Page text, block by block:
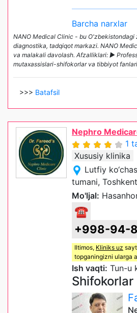
Barcha narxlar
NANO Medical Clinic - bu
diagnostika, tadqiqot markazi. NANO
va malakali davolash. Afzalliklari: ►
mutaxassislari-shifokorlar va tibbiyot
>>> Batafsil
Nephro
1
Xususiy klinika
Lutfiy
tumani, Toshkent
Mo'ljal:
☎
+998-94-
Iltimos, Kliniks uz
topganingizni ularga
Ish vaqti: Tun-u
Shifokorlar